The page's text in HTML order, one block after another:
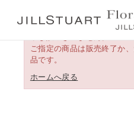
ご指定の商品は販売終了か
品です。
ホームへ戻る